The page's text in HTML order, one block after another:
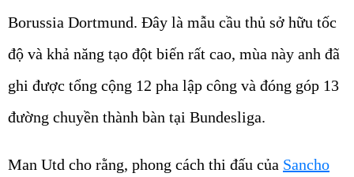
Borussia Dortmund. Đây là mẫu cầu thủ sở hữu tốc
độ và khả năng tạo đột biến rất cao, mùa này anh đã
ghi được tổng cộng 12 pha lập công và đóng góp 13
đường chuyền thành bàn tại Bundesliga.
Man Utd cho rằng, phong cách thi đấu của Sancho